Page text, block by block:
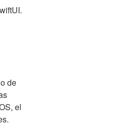
de
el